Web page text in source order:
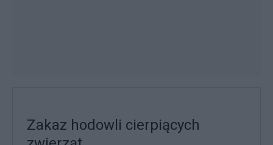
Zakaz hodowli cierpiących